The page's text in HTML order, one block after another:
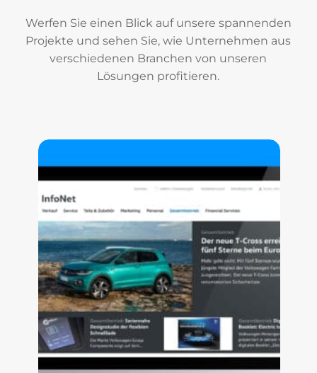
Werfen Sie einen Blick auf unsere spannenden
Projekte und sehen Sie, wie Unternehmen aus
verschiedenen Branchen von unseren
Lösungen profitieren.